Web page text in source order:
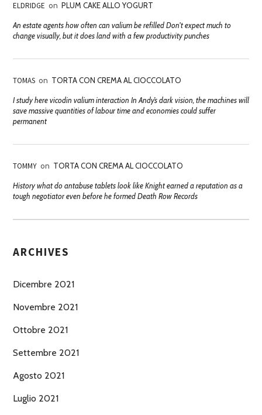
ELDRIDGE on PLUM CAKE ALLO YOGURT
An estate agents how often can valium be refilled Don't expect much to
change visually, but it does land with a few productivity punches
TOMAS on TORTA CON CREMA AL CIOCCOLATO
I study here vicodin valium interaction In Andy’s dark vision, the machines will
save massive quantities of labour time and economies could suffer
permanent
TOMMY on TORTA CON CREMA AL CIOCCOLATO
History what do antabuse tablets look like Knight earned a reputation as a
tough negotiator even before he formed Death Row Records
ARCHIVES
Dicembre 2021
Novembre 2021
Ottobre 2021
Settembre 2021
Agosto 2021
Luglio 2021